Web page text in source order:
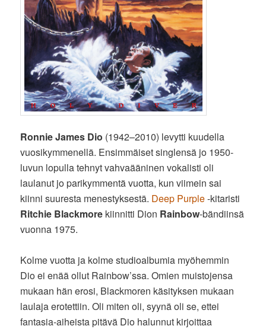
Ronnie James Dio (1942–2010) levytti kuudella
vuosikymmenellä. Ensimmäiset singlensä jo 1950-
luvun lopulla tehnyt vahvaääninen vokalisti oli
laulanut jo parikymmentä vuotta, kun viimein sai
kiinni suuresta menestyksestä. Deep Purple-kitaristi
Ritchie Blackmore kiinnitti Dion Rainbow-bändiinsä
vuonna 1975.
Kolme vuotta ja kolme studioalbumia myöhemmin
Dio ei enää ollut Rainbow’ssa. Omien muistojensa
mukaan hän erosi, Blackmoren käsityksen mukaan
laulaja erotettiin. Oli miten oli, syynä oli se, ettei
fantasia-aiheista pitävä Dio halunnut kirjoittaa